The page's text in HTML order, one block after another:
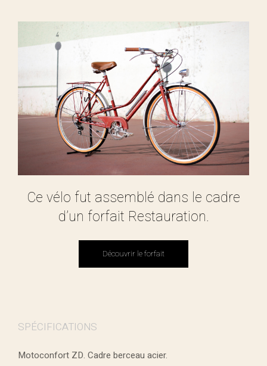
Ce vélo fut assemblé dans le cadre
d’un forfait Restauration.
Découvrir le forfait
Découvrir le forfait
SPÉCIFICATIONS
Motoconfort ZD. Cadre berceau acier.